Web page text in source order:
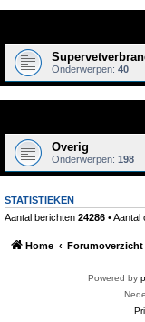
Onderwerpen: 40
Overig
Onderwerpen: 198
STATISTIEKEN
Aantal berichten 24286 • Aantal
Home Forumoverzicht
Powered by